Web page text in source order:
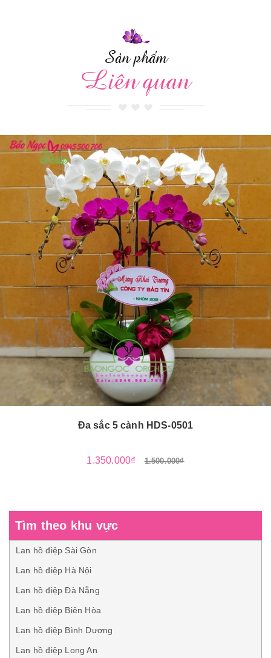
Sản phẩm
Liên quan
Đa sắc 5 cành HDS-0501
1.350.000₫ 1.500.000₫
Tìm theo khu vực
Lan hồ điệp Sài Gòn
Lan hồ điệp Hà Nội
Lan hồ điệp Đà Nẵng
Lan hồ điệp Biên Hòa
Lan hồ điệp Bình Dương
Lan hồ điệp Long An